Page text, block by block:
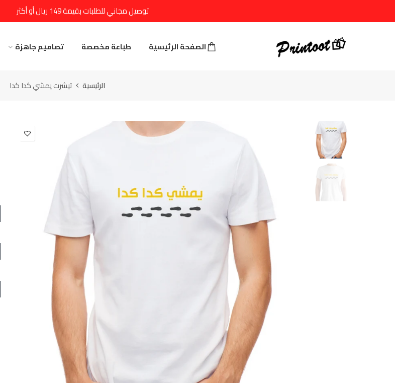
توصيل مجاني للطلبات بقيمة 149 ريال أو أكثر
الصفحة الرئيسية طباعة مخصصة تصاميم جاهزة
الرئيسية تيشرت يمشي كدا كدا